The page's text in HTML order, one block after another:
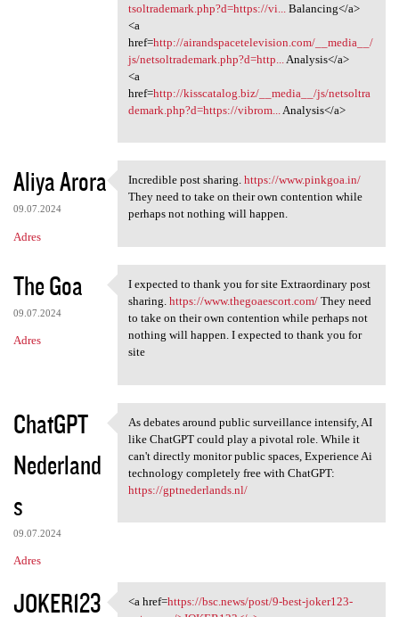
tsoltrademark.php?d=https://vi...
Balancing</a>
<a
href=http://airandspacetelevision.com/__media__/
js/netsoltrademark.php?d=http...
Analysis</a>
<a
href=http://kisscatalog.biz/__media__/js/netsoltra
demark.php?d=https://vibrom...
Analysis</a>
Aliya Arora
09.07.2024
Adres
Incredible post sharing.
Incredible post sharing. https://www.pinkgoa.in/
They need to take on their own contention while
perhaps not nothing will happen.
The Goa
09.07.2024
Adres
I expected to thank you for
I expected to thank you for site Extraordinary post
sharing. https://www.thegoaescort.com/They need
to take on their own contention while perhaps not
nothing will happen. I expected to thank you for
site
ChatGPT
Nederland
s
09.07.2024
Adres
As debates around public
As debates around public surveillance intensify, AI
like ChatGPT could play a pivotal role. While it
can't directly monitor public spaces, Experience Ai
technology completely free with ChatGPT:
https://gptnederlands.nl/
JOKER123 <a href=https://bsc.news/post/9-best-joker123-